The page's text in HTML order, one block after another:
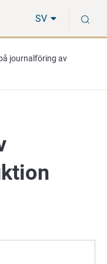
SV
journalföring av